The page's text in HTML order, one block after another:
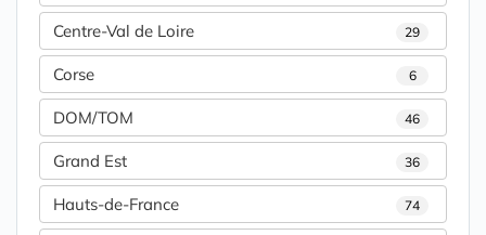
Centre-Val de Loire 29
Corse 6
DOM/TOM 46
Grand Est 36
Hauts-de-France 74